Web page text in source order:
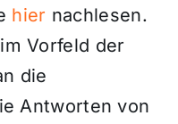
hier nachlesen.
Vorfeld der
die
Antworten von